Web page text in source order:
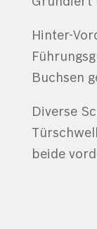
Hinter-
Buchsen
Diverse
beide